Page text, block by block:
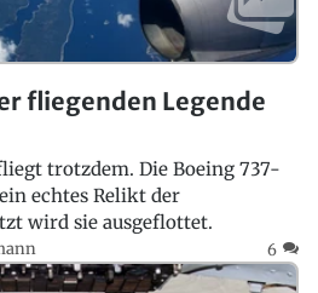
fliegenden Legende
trotzdem. Die Boeing 737-
echtes Relikt der
wird sie ausgeflottet.
6